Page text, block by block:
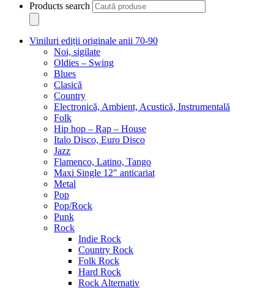
Products search
Viniluri ediții originale anii 70-90
Noi, sigilate
Oldies – Swing
Blues
Clasică
Country
Electronică, Ambient, Acustică, Instrumentală
Folk
Hip hop – Rap – House
Italo Disco, Euro Disco
Jazz
Flamenco, Latino, Tango
Maxi Single 12″ anticariat
Metal
Pop
Pop/Rock
Punk
Rock
Indie Rock
Country Rock
Folk Rock
Hard Rock
Rock Alternativ